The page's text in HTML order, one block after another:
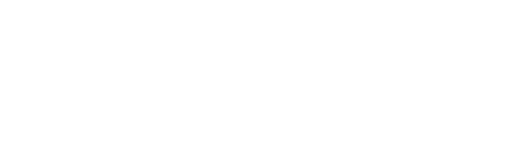
。
ません。
変更すること